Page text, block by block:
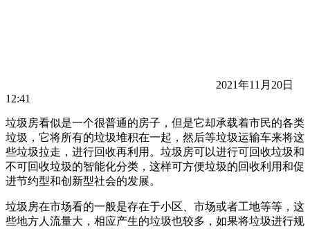
2021年11月20日
12:41
垃圾房看似是一个很普通的房子，但是它却承载着市民的各类
垃圾，它将所有的垃圾堆积在一起，然后等垃圾运输车来将这
些垃圾拉走，进行回收再利用。垃圾房可以进行可回收垃圾和
不可回收垃圾的智能化分类，这样可方便垃圾的回收利用和促
进节约型和创新型社会的发展。
垃圾房在市场看的一般是存在于小区、市场或者工地等等，这
些地方人流量大，相应产生的垃圾也较多，如果将垃圾进行规